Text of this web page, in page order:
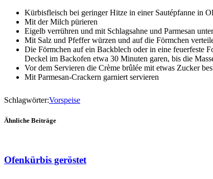
Kürbisfleisch bei geringer Hitze in einer Sautépfanne in
Mit der Milch pürieren
Eigelb verrühren und mit Schlagsahne und Parmesan
Mit Salz und Pfeffer würzen und auf die Förmchen
Die Förmchen auf ein Backblech oder in eine feuerfeste
Deckel im Backofen etwa 30 Minuten garen, bis die
Vor dem Servieren die Crème brûlée mit etwas Zucker
Mit Parmesan-Crackern garniert servieren
Schlagwörter:Vorspeise
Ähnliche Beiträge
Ofenkürbis geröstet